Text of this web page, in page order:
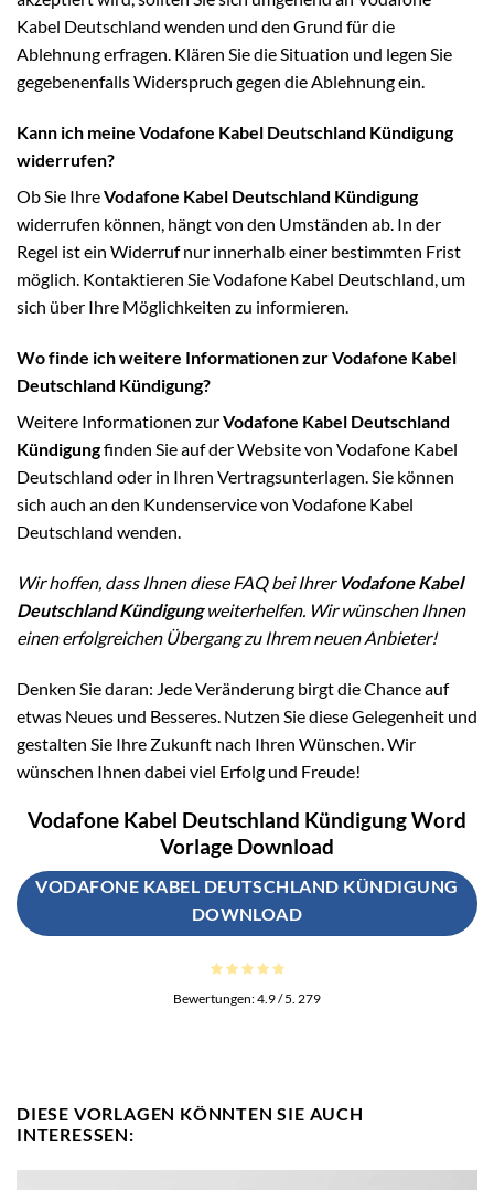
Kabel Deutschland wenden und den Grund für die
Ablehnung erfragen. Klären Sie die Situation und legen Sie
gegebenenfalls Widerspruch gegen die Ablehnung ein.
Kann ich meine Vodafone Kabel Deutschland Kündigung
widerrufen?
Ob Sie IhreVodafone Kabel Deutschland Kündigung
widerrufen können, hängt von den Umständen ab. In der
Regel ist ein Widerruf nur innerhalb einer bestimmten Frist
möglich. Kontaktieren Sie Vodafone Kabel Deutschland, um
sich über Ihre Möglichkeiten zu informieren.
Wo finde ich weitere Informationen zur Vodafone Kabel
Deutschland Kündigung?
Weitere Informationen zurVodafone Kabel Deutschland
Kündigungfinden Sie auf der Website von Vodafone Kabel
Deutschland oder in Ihren Vertragsunterlagen. Sie können
sich auch an den Kundenservice von Vodafone Kabel
Deutschland wenden.
Wir hoffen, dass Ihnen diese FAQ bei Ihrer Vodafone Kabel
Deutschland Kündigungweiterhelfen. Wir wünschen Ihnen
einen erfolgreichen Übergang zu Ihrem neuen Anbieter!
Denken Sie daran: Jede Veränderung birgt die Chance auf
etwas Neues und Besseres. Nutzen Sie diese Gelegenheit und
gestalten Sie Ihre Zukunft nach Ihren Wünschen. Wir
wünschen Ihnen dabei viel Erfolg und Freude!
Vodafone Kabel Deutschland Kündigung Word
Vorlage Download
VODAFONE KABEL DEUTSCHLAND KÜNDIGUNG
DOWNLOAD
Bewertungen:4.9/ 5. 279
DIESE VORLAGEN KÖNNTEN SIE AUCH
INTERESSEN: